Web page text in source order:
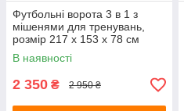
Футбольні ворота 3 в 1 з
мішенями для тренувань,
розмір 217 x 153 x 78 см
В наявності
2 350 ₴ 2 950 ₴